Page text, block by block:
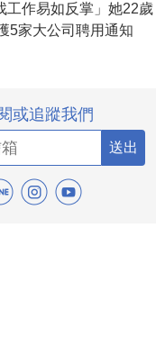
工作易如反掌」她22歲
5家大公司聘用通知
或追蹤我們
送出